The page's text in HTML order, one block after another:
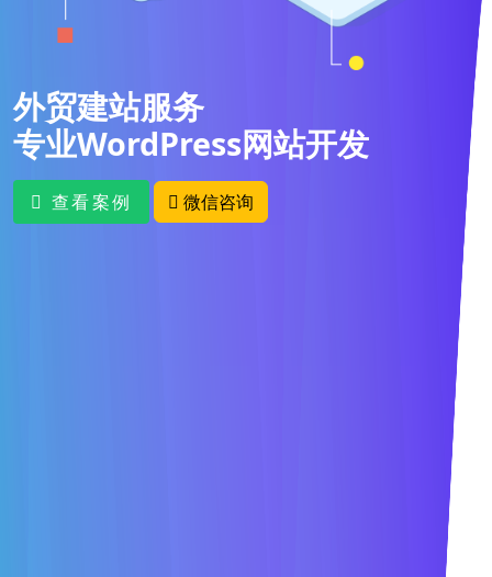
外贸建站服务
专业WordPress网站开发
查看案例 微信咨询